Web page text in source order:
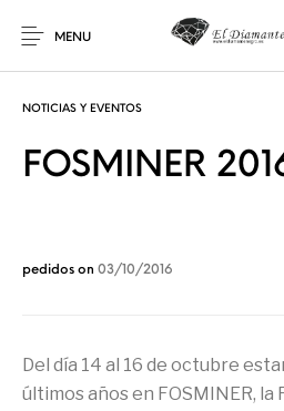
MENU
NOTICIAS Y EVENTOS
FOSMINER
pedidos on 03/10/2016
Del día 14 al 16 de octubre
últimos años en FOSMINER, la